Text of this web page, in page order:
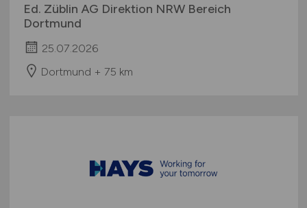
Ed. Züblin AG Direktion NRW Bereich
Dortmund
25.07.2026
Dortmund + 75 km